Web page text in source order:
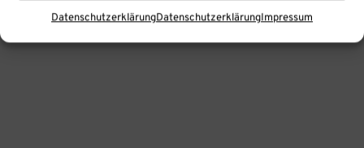
DatenschutzerklärungDatenschutzerklärungImpressum